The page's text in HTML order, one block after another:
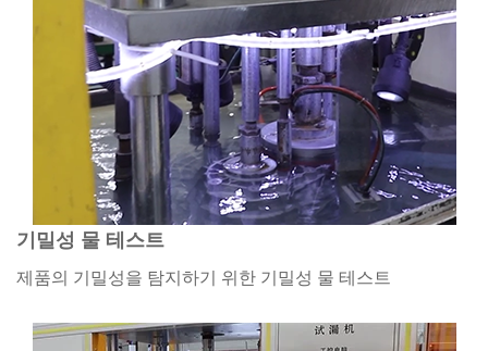
기밀성 물 테스트
제품의 기밀성을 탐지하기 위한 기밀성 물 테스트